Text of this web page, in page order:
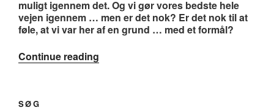
muligt igennem det. Og vi gør vores bedste hele
vejen igennem … men er det nok? Er det nok til at
føle, at vi var her af en grund … med et formål?
Continue reading
Rorgængeren”
SØG